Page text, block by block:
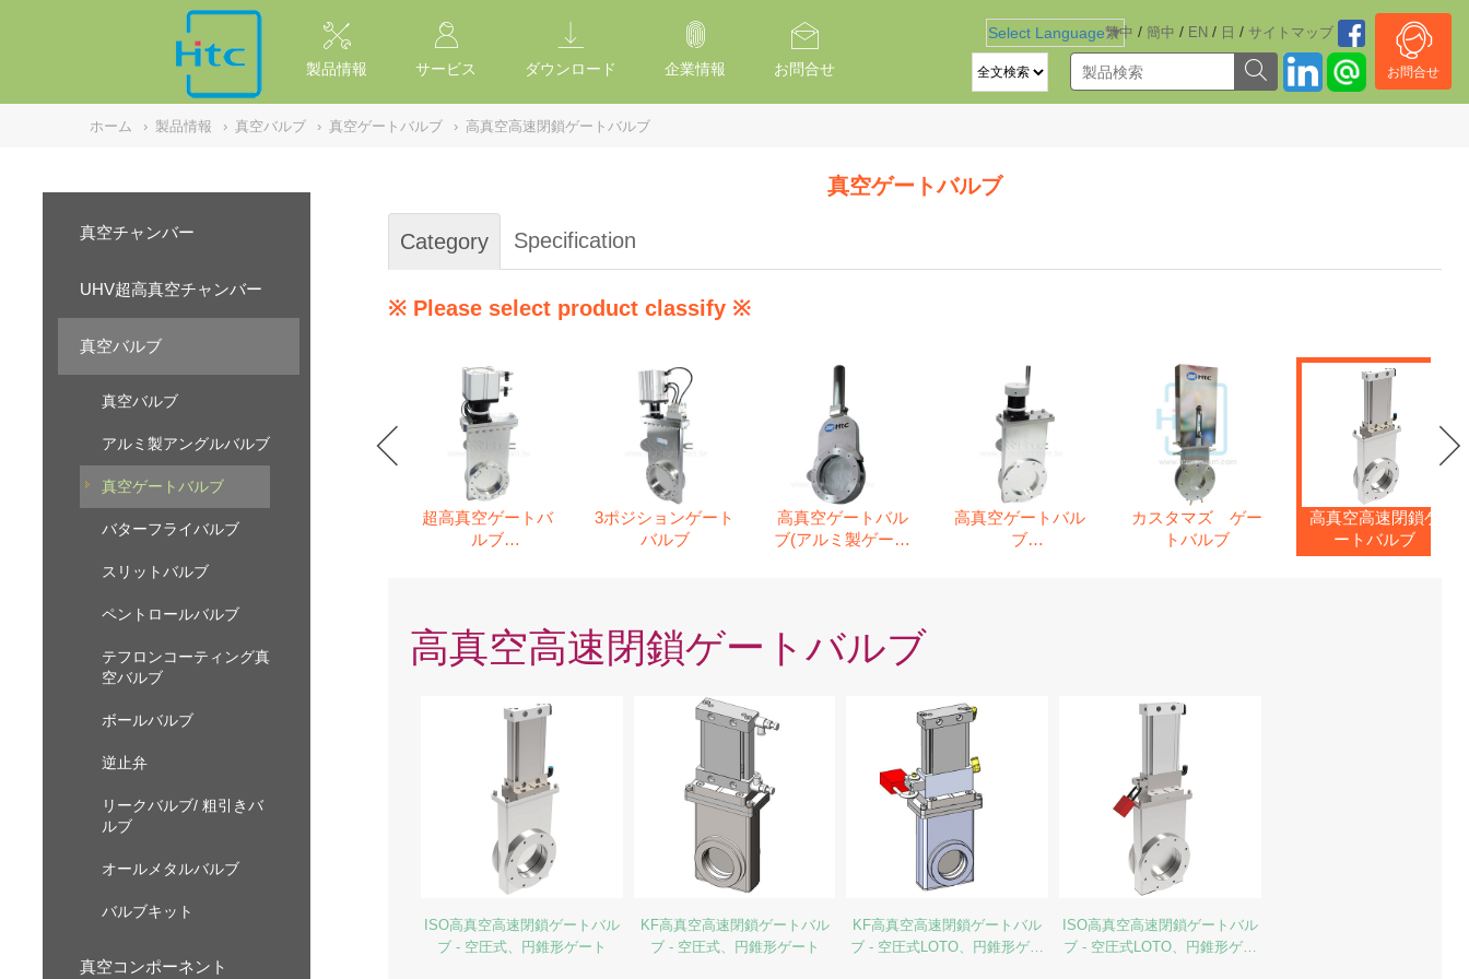
繁中 / 簡中 / EN / 日 / サイトマッブ
Select Language ▼
お問合せ
製品情報 サービス ダウンロード 企業情報 お問合せ
ホーム › 製品情報 › 真空バルブ › 真空ゲートバルブ › 高真空高速閉鎖ゲートバルブ
真空チャンバー
UHV超高真空チャンバー
真空バルブ
真空バルブ
アルミ製アングルバルブ
真空ゲートバルブ
バターフライバルブ
スリットバルブ
ペントロールバルブ
テフロンコーティング真
空バルブ
ボールバルブ
逆止弁
リークバルブ/ 粗引きバ
ルブ
オールメタルバルブ
バルブキット
真空コンポーネント
真空ゲートバルブ
Category Specification
※ Please select product classify ※
超高真空ゲートバ
ルブ
3ポジションゲート
バルブ
高真空ゲートバル
ブ(アルミ製ゲート
高真空ゲートバル
ブ
カスタマズ ゲー
トバルブ
高真空高速閉鎖ゲ
ートバルブ
高真空高速閉鎖ゲートバルブ
ISO高真空高速閉鎖ゲートバル
ブ - 空圧式、円錐形ゲート
KF高真空高速閉鎖ゲートバル
ブ - 空圧式、円錐形ゲート
KF高真空高速閉鎖ゲートバル
ブ - 空圧式LOTO、円錐形ゲー
ISO高真空高速閉鎖ゲートバル
ブ - 空圧式LOTO、円錐形ゲー